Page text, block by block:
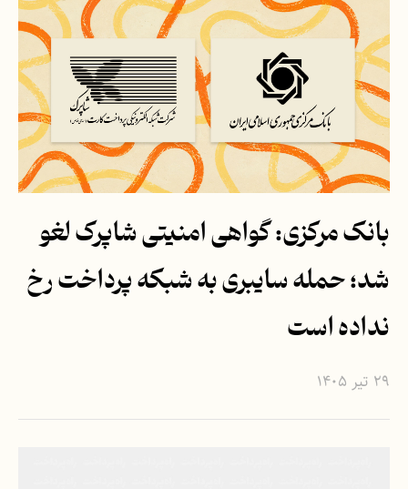
بانک مرکزی: گواهی امنیتی شاپرک لغو
شد؛ حمله سایبری به شبکه پرداخت رخ
نداده است
۲۹ تیر ۱۴۰۵